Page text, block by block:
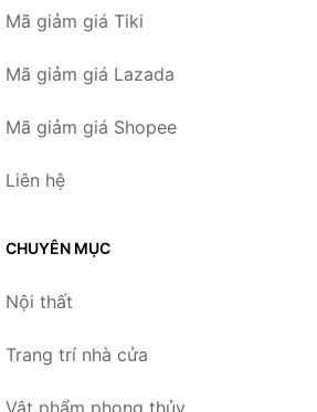
Mã giảm giá Tiki
Mã giảm giá Lazada
Mã giảm giá Shopee
Liên hệ
CHUYÊN MỤC
Nội thất
Trang trí nhà cửa
Vật phẩm phong thủy